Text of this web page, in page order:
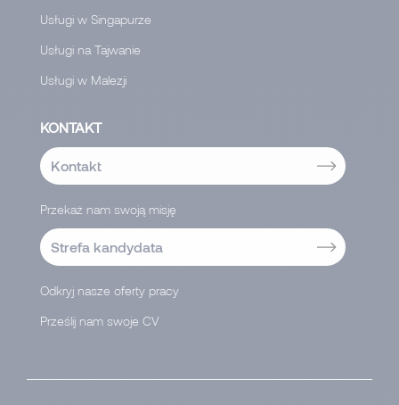
Usługi w Singapurze
Usługi na Tajwanie
Usługi w Malezji
KONTAKT
Kontakt
Przekaż nam swoją misję
Strefa kandydata
Odkryj nasze oferty pracy
Prześlij nam swoje CV